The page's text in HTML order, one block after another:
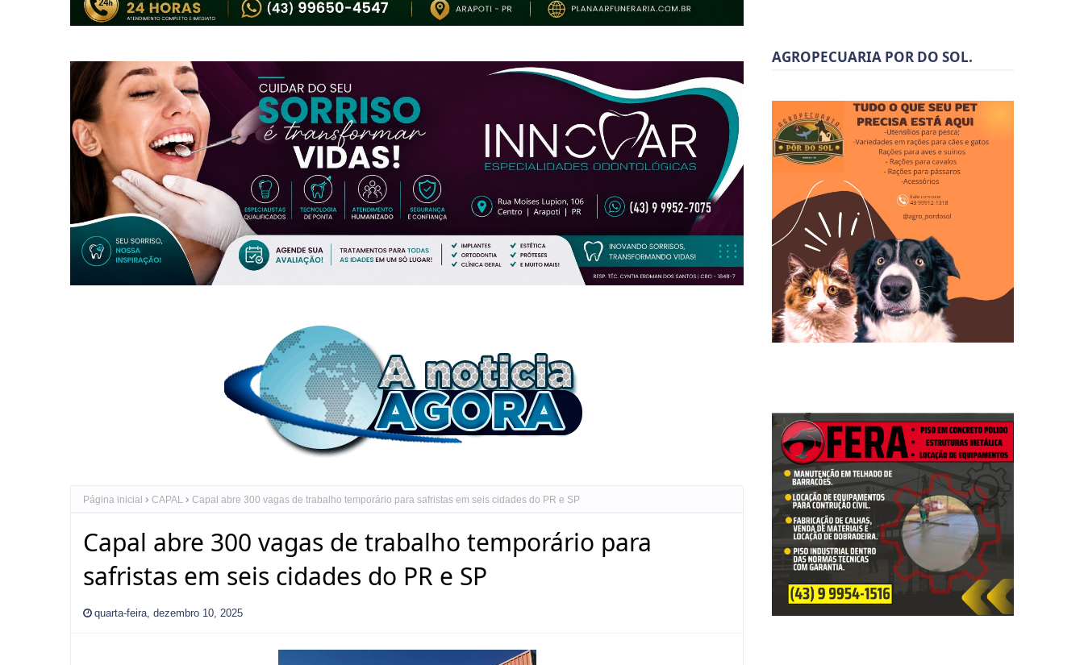
Página inicial CAPAL Capal abre 300 vagas de trabalho temporário para safristas em seis cidades do PR e SP
Capal abre 300 vagas de trabalho temporário para
safristas em seis cidades do PR e SP
quarta-feira, dezembro 10, 2025
AGROPECUARIA POR DO SOL.